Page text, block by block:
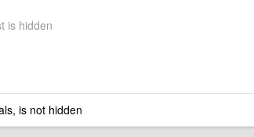
is hidden
is not hidden